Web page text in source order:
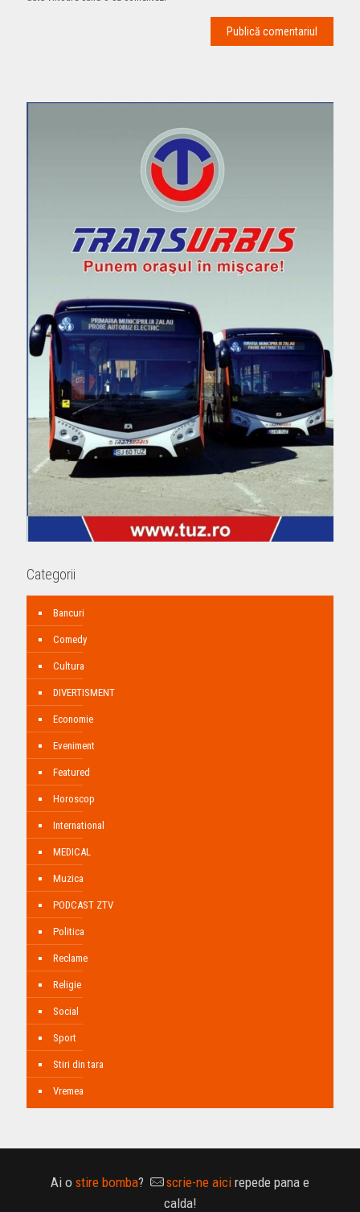
Categorii
Bancuri
Comedy
Cultura
DIVERTISMENT
Economie
Eveniment
Featured
Horoscop
International
MEDICAL
Muzica
PODCAST ZTV
Politica
Reclame
Religie
Social
Sport
Stiri din tara
Vremea
Ai o stire bomba? scrie-ne aici repede pana e
calda!